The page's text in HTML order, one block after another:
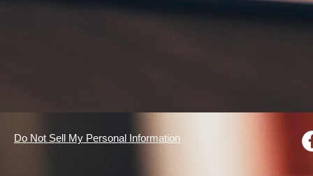
Do Not Sell My Personal Information